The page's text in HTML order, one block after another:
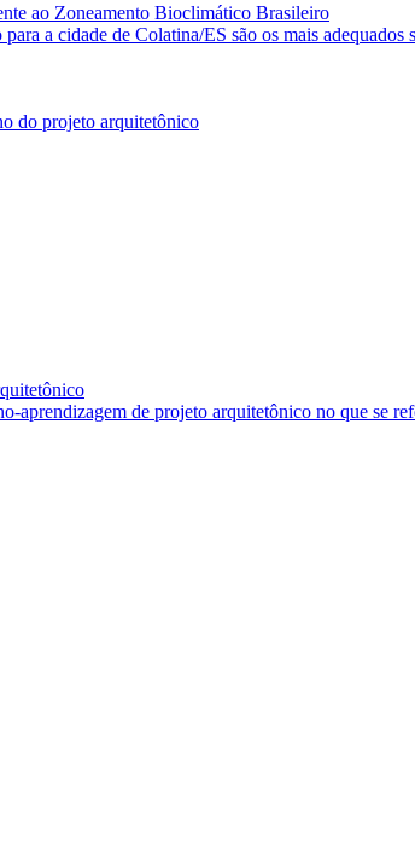
ao Zoneamento Bioclimático Brasileiro
a cidade de Colatina/ES são os mais
do projeto arquitetônico
de projeto arquitetônico no que se